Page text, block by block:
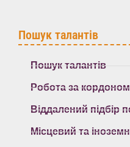
Пошук талантів
Пошук талантів
Робота за
Віддалений підбір
Місцевий та